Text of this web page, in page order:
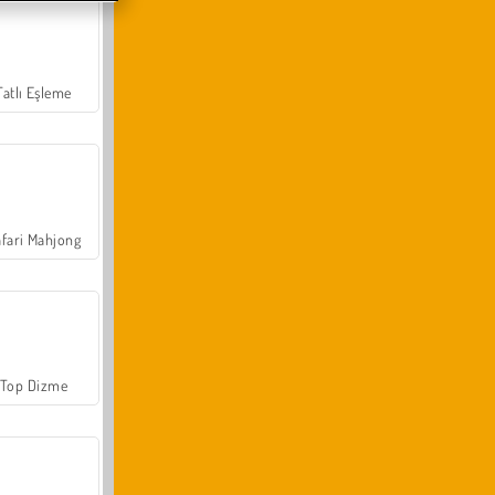
Eşleme
Mahjong
Top Dizme